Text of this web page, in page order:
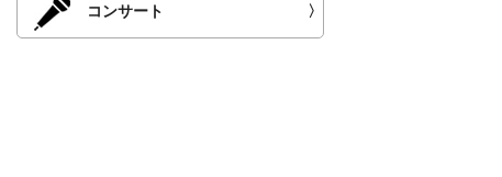
コンサート 〉